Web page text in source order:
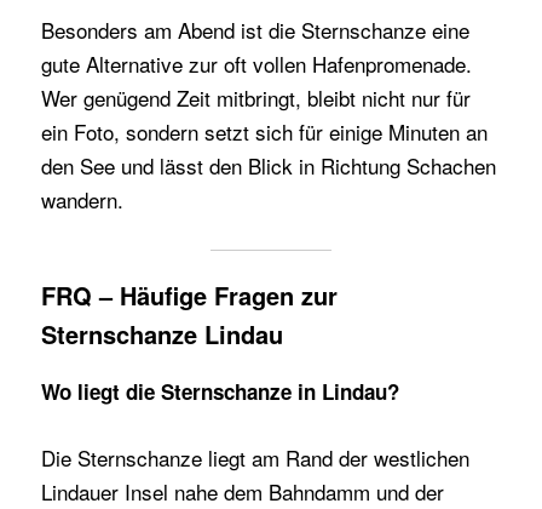
Besonders am Abend ist die Sternschanze eine
gute Alternative zur oft vollen Hafenpromenade.
Wer genügend Zeit mitbringt, bleibt nicht nur für
ein Foto, sondern setzt sich für einige Minuten an
den See und lässt den Blick in Richtung Schachen
wandern.
FRQ – Häufige Fragen zur
Sternschanze Lindau
Wo liegt die Sternschanze in Lindau?
Die Sternschanze liegt am Rand der westlichen
Lindauer Insel nahe dem Bahndamm und der